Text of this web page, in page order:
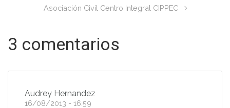
Asociación Civil Centro Integral CIPPEC
3 comentarios
Audrey Hernandez
16/08/2013 - 16:59